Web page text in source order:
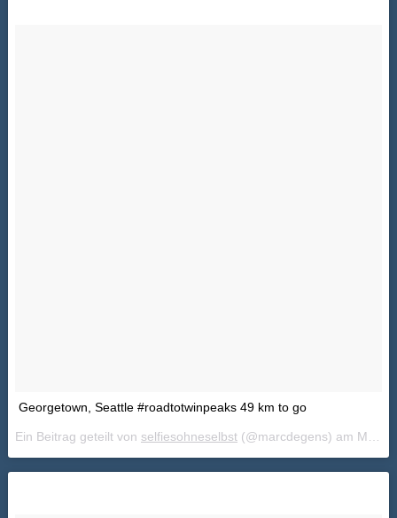
Georgetown, Seattle #roadtotwinpeaks 49 km to go
Ein Beitrag geteilt von selfiesohneselbst (@marcdegens) am Mai 21, 2018 um 7:50 PDT